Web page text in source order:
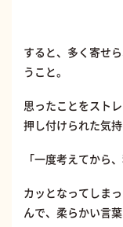
すると、多く寄せ
うこと。
思ったことをスト
押し付けられた気
「一度考えてから
カッとなってしま
んで、柔らかい言